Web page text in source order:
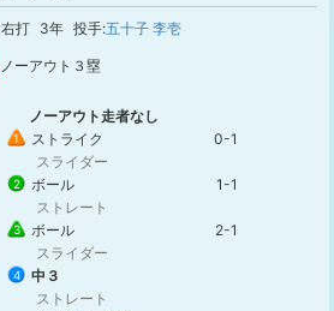
右打 3年 投手:五十子 李壱
ノーアウト３塁
ノーアウト走者なし
1 ストライク
0-1
スライダー
2 ボール
1-1
ストレート
3 ボール
2-1
スライダー
4
中３
ストレート